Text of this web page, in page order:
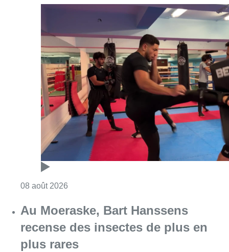
08 août 2026
Au Moeraske, Bart Hanssens
recense des insectes de plus en
plus rares